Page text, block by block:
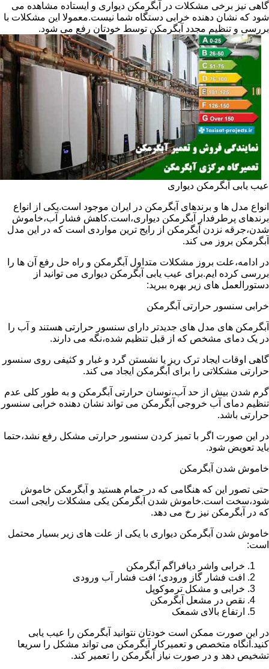
گاهی نیز برخی مشکلات در آبگرمکن دیواری و ایستاده مشاهده می
شود که نشان دهنده خرابی دستگاه شما نیست.معمولا این مشکلات با
بررسی و تنظیم مجدد آبگرمکن توسط خودتان رفع می شود.
عیب یابی آبگرمکن دیواری
انواع مدل ها و برندهای آبگرمکن در ایران موجود است.یکی از انواع
برندهای پرطرفدار آبگرمکن دیواری،است.کاهش فشار آب،خاموش
شدن،جرقه نزدن آبگرمکن از رایج ترین مواردی است که در این مدل
آبگرمکن بروز می کند.
در ادامه،علت بروز مشکلات متداول آبگرمکن و راه حل رفع آن ها را
بررسی کرده ایم.برای عیب یابی آبگرمکن دیواری می توانید از
دستورالعمل های زیر بهره ببرید:
خرابی سنسور حرارتی آبگرمکن
آبگرمکن های مدل های جدیدتر دارای سنسور حرارتی هستند و آب را
در یک دمای مشخص که از قبل تنظیم شده،نگه می دارند.
گاهی اوقات ایجاد ترک ریز یا نشستن گرد و غبار و کثیفی روی سنسور
حرارتی مشکلاتی را برای آبگرمکن ایجاد می کند.
گرم شدن بیش از حد آب،نوسان حرارتی آبگرمکن و به طور کلی عدم
تنظیم دمای آب خروجی آبگرمکن می تواند نشان دهنده خرابی سنسور
حرارتی باشد.
در این صورت اگر با تمیز کردن سنسور حرارتی مشکل رفع نشد،حتما
باید تعویض شود.
خاموش شدن آبگرمکن
حتی تصور این که هنگامی که در حمام هستید و آبگرمکن خاموش
شود،سخت است.خاموش شدن آبگرمکن یکی مشکلات رایجی است
که در آبگرمکن نیز رخ می دهد.
خاموش شدن آبگرمکن دیواری با یکی از علت های زیر بسیار محتمل
است:
خرابی واشر دیافراگم آبگرمکن
افت فشار گاز ورودی؛ افت فشار آب ورودی
خرابی و مشکل ترموکوپل
نقص در مشعل آبگرمکن
ارتفاع بالای شمعک
در این صورت ممکن است خودتان نتوانید آبگرمکن را عیب یابی
کنید.آنگاه متخصص و تعمیرکار آبگرمکن می تواند مشکل را سریعا
تشخیص دهد و در صورت نیاز آبگرمکن را تعمیر کند.